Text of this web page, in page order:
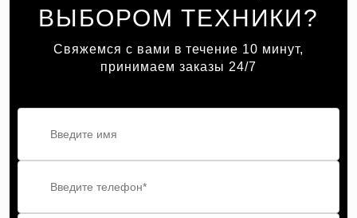
ВЫБОРОМ ТЕХНИКИ?
Свяжемся с вами в течение 10 минут,
принимаем заказы 24/7